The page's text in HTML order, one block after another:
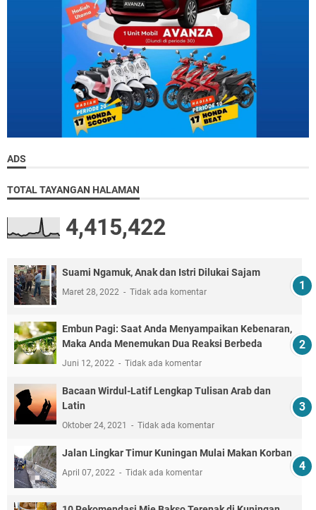
ADS
TOTAL TAYANGAN HALAMAN
4,415,422
Suami Ngamuk, Anak dan Istri Dilukai Sajam
Maret 28, 2022 Tidak ada komentar
Embun Pagi: Saat Anda Menyampaikan Kebenaran,
Maka Anda Menemukan Dua Reaksi Berbeda
Juni 12, 2022 Tidak ada komentar
Bacaan Wirdul-Latif Lengkap Tulisan Arab dan
Latin
Oktober 24, 2021 Tidak ada komentar
Jalan Lingkar Timur Kuningan Mulai Makan Korban
April 07, 2022 Tidak ada komentar